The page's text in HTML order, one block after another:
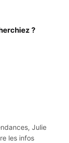
?
Julie
les infos